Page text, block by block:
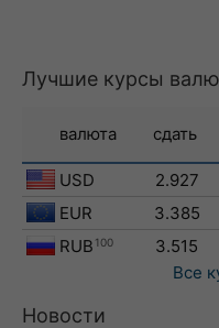
Лучшие курсы
валюта сдать
USD 2.927
EUR
3.385
RUB 100 3.515
Все
Новости